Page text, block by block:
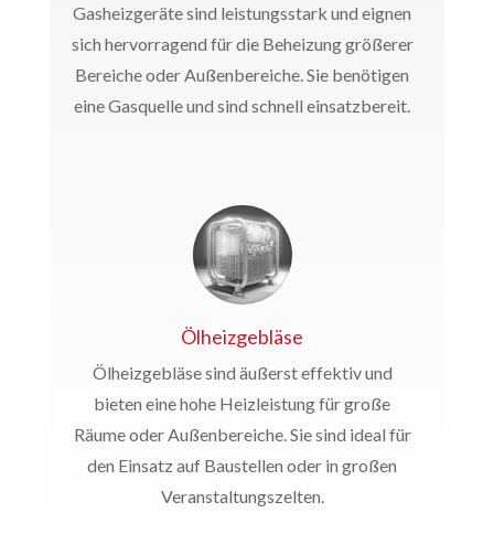
Gasheizgeräte sind leistungsstark und eignen
sich hervorragend für die Beheizung größerer
Bereiche oder Außenbereiche. Sie benötigen
eine Gasquelle und sind schnell einsatzbereit.
Ölheizgebläse
Ölheizgebläse sind äußerst effektiv und
bieten eine hohe Heizleistung für große
Räume oder Außenbereiche. Sie sind ideal für
den Einsatz auf Baustellen oder in großen
Veranstaltungszelten.